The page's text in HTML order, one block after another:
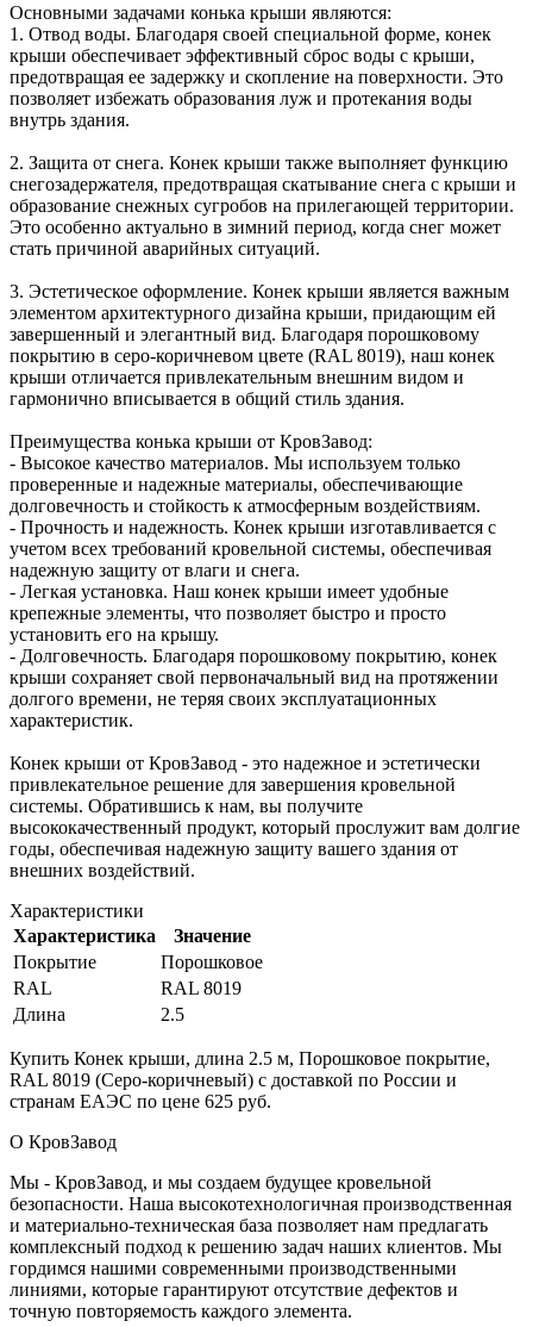
Основными задачами конька крыши являются:
1. Отвод воды. Благодаря своей специальной форме, конек
крыши обеспечивает эффективный сброс воды с крыши,
предотвращая ее задержку и скопление на поверхности. Это
позволяет избежать образования луж и протекания воды
внутрь здания.
2. Защита от снега. Конек крыши также выполняет функцию
снегозадержателя, предотвращая скатывание снега с крыши и
образование снежных сугробов на прилегающей территории.
Это особенно актуально в зимний период, когда снег может
стать причиной аварийных ситуаций.
3. Эстетическое оформление. Конек крыши является важным
элементом архитектурного дизайна крыши, придающим ей
завершенный и элегантный вид. Благодаря порошковому
покрытию в серо-коричневом цвете (RAL 8019), наш конек
крыши отличается привлекательным внешним видом и
гармонично вписывается в общий стиль здания.
Преимущества конька крыши от КровЗавод:
- Высокое качество материалов. Мы используем только
проверенные и надежные материалы, обеспечивающие
долговечность и стойкость к атмосферным воздействиям.
- Прочность и надежность. Конек крыши изготавливается с
учетом всех требований кровельной системы, обеспечивая
надежную защиту от влаги и снега.
- Легкая установка. Наш конек крыши имеет удобные
крепежные элементы, что позволяет быстро и просто
установить его на крышу.
- Долговечность. Благодаря порошковому покрытию, конек
крыши сохраняет свой первоначальный вид на протяжении
долгого времени, не теряя своих эксплуатационных
характеристик.
Конек крыши от КровЗавод - это надежное и эстетически
привлекательное решение для завершения кровельной
системы. Обратившись к нам, вы получите
высококачественный продукт, который прослужит вам долгие
годы, обеспечивая надежную защиту вашего здания от
внешних воздействий.
Характеристики
Характеристика
Значение
Покрытие
Порошковое
RAL
RAL 8019
Длина
2.5
Купить Конек крыши, длина 2.5 м, Порошковое покрытие,
RAL 8019 (Серо-коричневый) с доставкой по России и
странам ЕАЭС по цене 625 руб.
О КровЗавод
Мы - КровЗавод, и мы создаем будущее кровельной
безопасности. Наша высокотехнологичная производственная
и материально-техническая база позволяет нам предлагать
комплексный подход к решению задач наших клиентов. Мы
гордимся нашими современными производственными
линиями, которые гарантируют отсутствие дефектов и
точную повторяемость каждого элемента.